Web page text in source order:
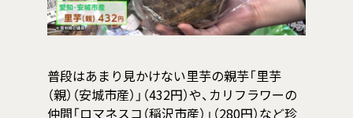
普段はあまり見かけない里芋の親芋「里芋
（親）（安城市産）」（432円）や、カリフラワーの
仲間「ロマネスコ（稲沢市産）」（280円）など珍